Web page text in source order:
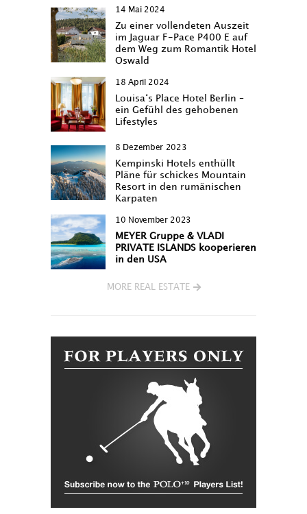
14 Mai 2024
Zu einer vollendeten Auszeit
im Jaguar F-Pace P400 E auf
dem Weg zum Romantik Hotel
Oswald
18 April 2024
Louisa‘s Place Hotel Berlin –
ein Gefühl des gehobenen
Lifestyles
8 Dezember 2023
Kempinski Hotels enthüllt
Pläne für schickes Mountain
Resort in den rumänischen
Karpaten
10 November 2023
MEYER Gruppe & VLADI
PRIVATE ISLANDS kooperieren
in den USA
MORE REAL ESTATE